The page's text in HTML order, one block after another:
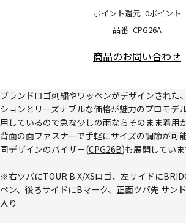
品番 CPG26A
ポイント還元 0ポイント
商品のお問い合わせ
ブランドロゴ刺繍やワッペンがデザインされた
ションとリーズナブルな価格が魅力のプロモデ
用しているので急な少しの雨ならそのまま着用
背面の面ファスナーで手軽にサイズの調節が可能
同デザインのバイザー(CPG26B)も展開していま
※右ツバにTOUR B X/XSロゴ、左サイドに
ペン、後ろサイドにBマーク、正面ツバ先 サン
入り